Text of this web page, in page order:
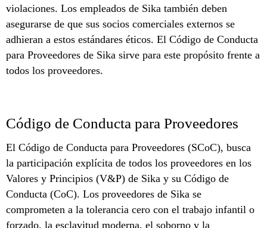
violaciones. Los empleados de Sika también deben
asegurarse de que sus socios comerciales externos se
adhieran a estos estándares éticos. El Código de Conducta
para Proveedores de Sika sirve para este propósito frente a
todos los proveedores.
Código de Conducta para Proveedores
El Código de Conducta para Proveedores (SCoC), busca
la participación explícita de todos los proveedores en los
Valores y Principios (V&P) de Sika y su Código de
Conducta (CoC). Los proveedores de Sika se
comprometen a la tolerancia cero con el trabajo infantil o
forzado, la esclavitud moderna, el soborno y la